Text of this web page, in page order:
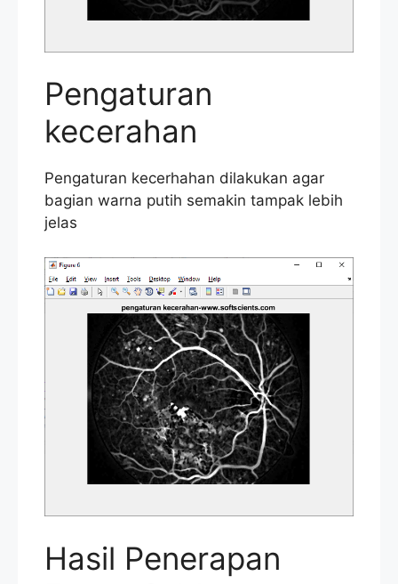
Pengaturan
kecerahan
Pengaturan kecerhahan dilakukan agar
bagian warna putih semakin tampak lebih
jelas
Hasil Penerapan